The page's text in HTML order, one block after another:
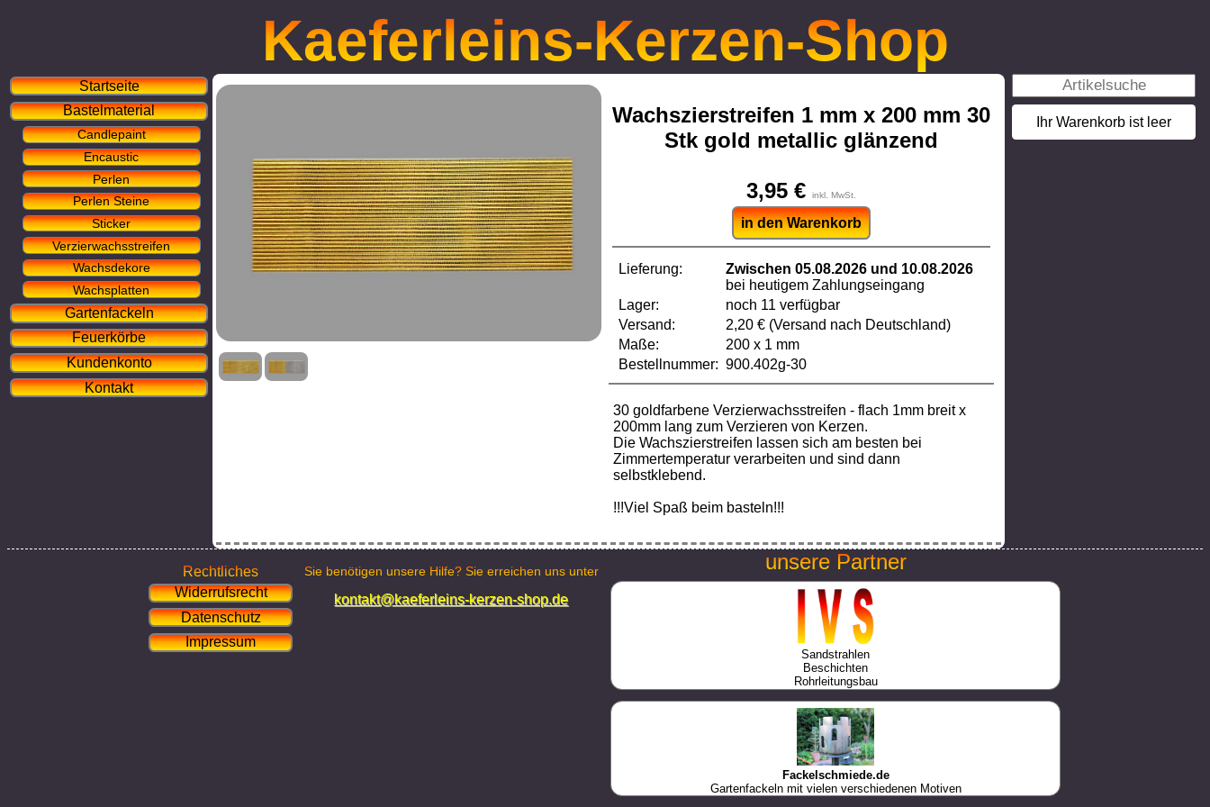
Kaeferleins-Kerzen-Shop
Startseite
Bastelmaterial
Candlepaint
Encaustic
Perlen
Perlen Steine
Sticker
Verzierwachsstreifen
Wachsdekore
Wachsplatten
Gartenfackeln
Feuerkörbe
Kundenkonto
Kontakt
Ihr Warenkorb ist leer
Wachszierstreifen 1 mm x 200 mm 30
Stk gold metallic glänzend
3,95 € inkl. MwSt.
in den Warenkorb
Lieferung:
Zwischen 05.08.2026 und 10.08.2026
bei heutigem Zahlungseingang
Lager:
noch 11 verfügbar
Versand:
2,20 € (Versand nach Deutschland)
Maße:
200 x 1 mm
Bestellnummer: 900.402g-30
30 goldfarbene Verzierwachsstreifen - flach 1mm breit x
200mm lang zum Verzieren von Kerzen.
Die Wachszierstreifen lassen sich am besten bei
Zimmertemperatur verarbeiten und sind dann
selbstklebend.
!!!Viel Spaß beim basteln!!!
Rechtliches
Widerrufsrecht
Datenschutz
Impressum
Sie benötigen unsere Hilfe? Sie erreichen uns unter
kontakt@kaeferleins-kerzen-shop.de
unsere Partner
Sandstrahlen
Beschichten
Rohrleitungsbau
Fackelschmiede.de
Gartenfackeln mit vielen verschiedenen Motiven